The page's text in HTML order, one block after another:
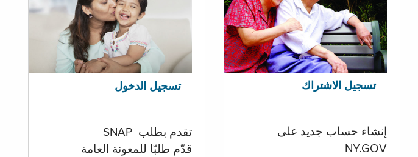
تسجيل الدخول
تقدم بطلب SNAP
قدّم طلبّا للمعونة العامة
تسجيل الاشتراك
إنشاء حساب جديد على
NY.GOV